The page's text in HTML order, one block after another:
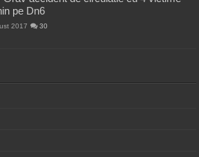
pe Dn6
2017 30